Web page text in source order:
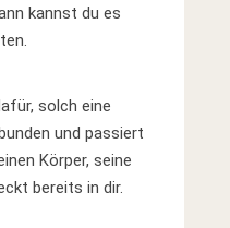
kannst du es
solch eine
und passiert
Körper, seine
bereits in dir.